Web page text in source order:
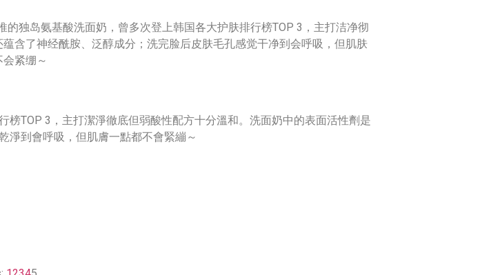
TOP 3，主打潔淨徹底但弱酸性配方十分溫和。洗面奶中的表面活性劑是
淨到會呼吸，但肌膚一點都不會緊繃～